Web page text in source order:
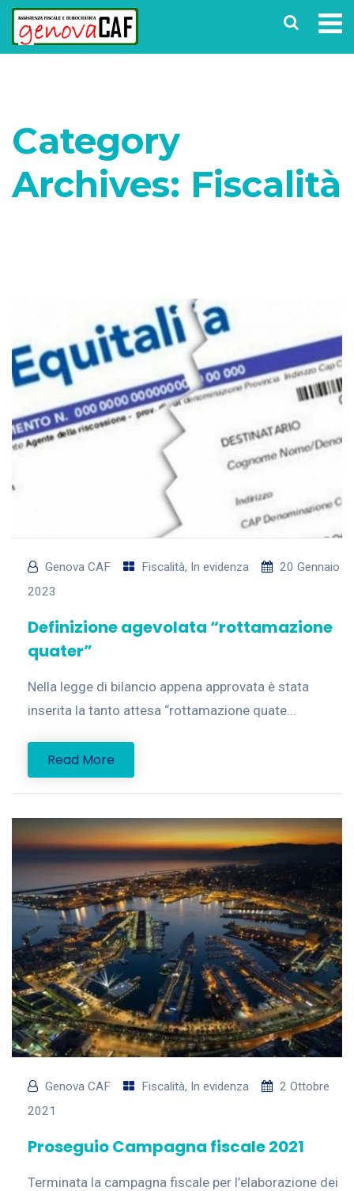
Category
Archives: Fiscalità
Genova CAF Fiscalità, In evidenza
20 Gennaio
2023
Definizione agevolata “rottamazione
quater”
Nella legge di bilancio appena approvata è stata
inserita la tanto attesa “rottamazione quate...
Read More
Genova CAF Fiscalità, In evidenza
2 Ottobre
2021
Proseguio Campagna fiscale 2021
Terminata la campagna fiscale per l’elaborazione dei